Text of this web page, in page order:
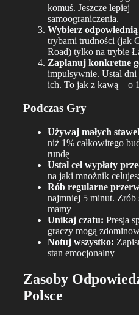
komuś. Jeszcze lepiej
samoograniczenia.
Wybierz
trybami trudności (jak
Road) tylko na trybie
Zaplanuj konkretne
impulsywnie. Ustal
ich. To jak z kawą – o
Podczas Gry
Używaj małych
niż 1% całkowitego
rundę
Ustal cel wypłaty
na jaki mnożnik
Rób regularne
najmniej 5 minut. Zrób
mamy
Unikaj czatu: Presja
graczy mogą
Notuj wszystko:
stan emocjonalny
Zasoby
Polsce